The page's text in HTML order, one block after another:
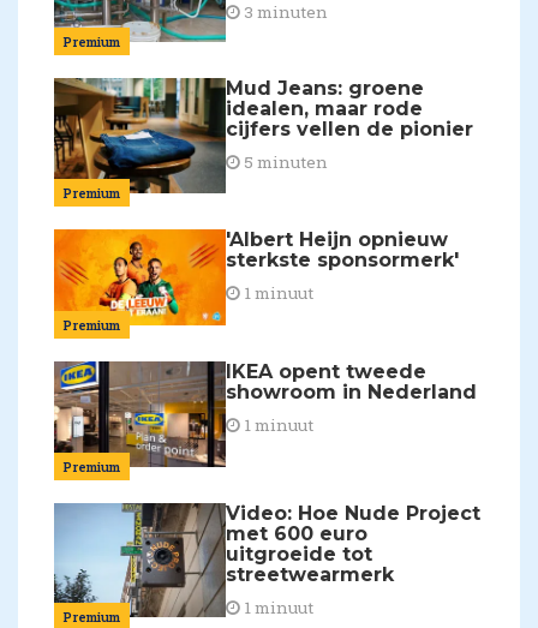
Premium
3 minuten
Premium
Mud Jeans: groene
idealen, maar rode
cijfers vellen de pionier
5 minuten
Premium
'Albert Heijn opnieuw
sterkste sponsormerk'
1 minuut
Premium
IKEA opent tweede
showroom in Nederland
1 minuut
Premium
Video: Hoe Nude Project
met 600 euro
uitgroeide tot
streetwearmerk
1 minuut